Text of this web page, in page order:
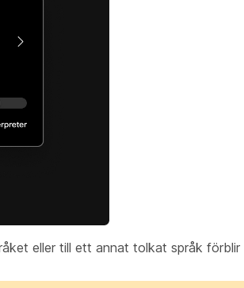
eller till ett annat tolkat språk